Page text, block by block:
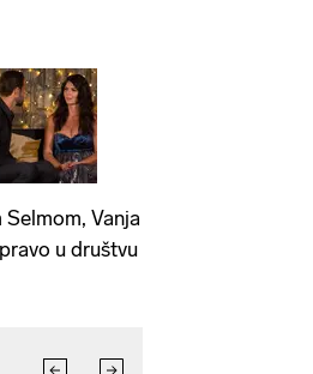
Vanja
u društvu